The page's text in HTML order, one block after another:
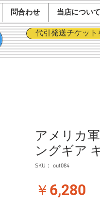
問合わせ 当店について
代引発送チケッ
アメリカ
ングギア
SKU： out084
￥6,280